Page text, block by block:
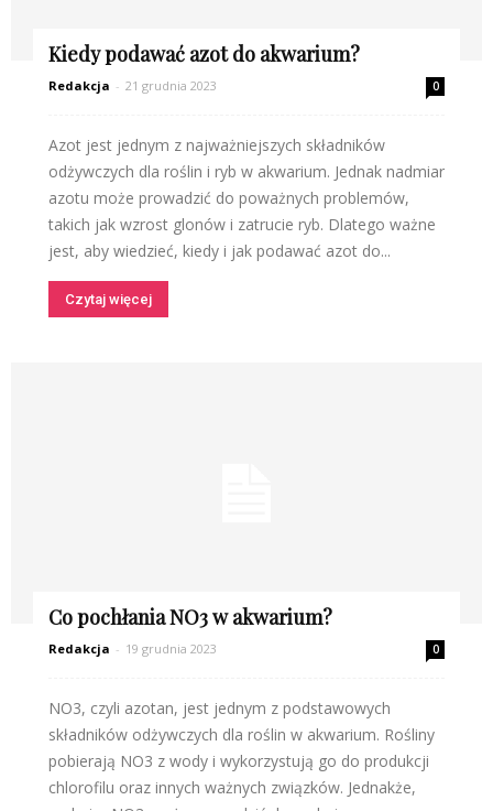
Kiedy podawać azot do akwarium?
Redakcja - 21 grudnia 2023 0
Azot jest jednym z najważniejszych składników
odżywczych dla roślin i ryb w akwarium. Jednak nadmiar
azotu może prowadzić do poważnych problemów,
takich jak wzrost glonów i zatrucie ryb. Dlatego ważne
jest, aby wiedzieć, kiedy i jak podawać azot do...
Czytaj więcej
Co pochłania NO3 w akwarium?
Redakcja - 19 grudnia 2023 0
NO3, czyli azotan, jest jednym z podstawowych
składników odżywczych dla roślin w akwarium. Rośliny
pobierają NO3 z wody i wykorzystują go do produkcji
chlorofilu oraz innych ważnych związków. Jednakże,